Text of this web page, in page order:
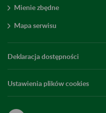
Mienie zbędne
Mapa serwisu
Deklaracja dostępności
Ustawienia plików cookies